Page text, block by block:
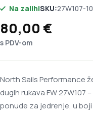
Na zalihiSKU:27W107-
80,00 €
s PDV-om
North Sails Performance
dugih rukava FW 27W107
ponude za jedrenje, u boji